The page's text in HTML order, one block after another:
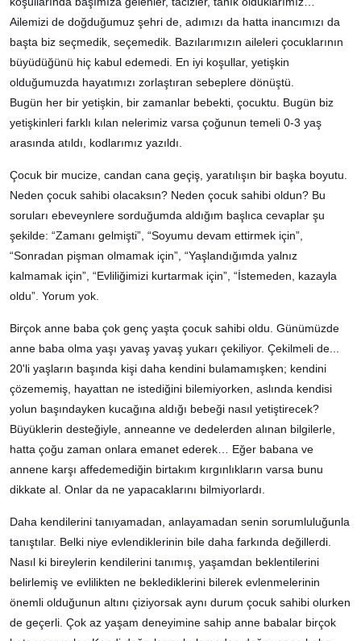
Ailemizi de doğduğumuz şehri de, adımızı da hatta inancımızı da
başta biz seçmedik, seçemedik. Bazılarımızın aileleri çocuklarının
büyüdüğünü hiç kabul edemedi. En iyi koşullar, yetişkin
olduğumuzda hayatımızı zorlaştıran sebeplere dönüştü.
Bugün her bir yetişkin, bir zamanlar bebekti, çocuktu. Bugün biz
yetişkinleri farklı kılan nelerimiz varsa çoğunun temeli 0-3 yaş
arasında atıldı, kodlarımız yazıldı.
Çocuk bir mucize, candan cana geçiş, yaratılışın bir başka boyutu.
Neden çocuk sahibi olacaksın? Neden çocuk sahibi oldun? Bu
soruları ebeveynlere sorduğumda aldığım başlıca cevaplar şu
şekilde: “Zamanı gelmişti”, “Soyumu devam ettirmek için”,
“Sonradan pişman olmamak için”, “Yaşlandığımda yalnız
kalmamak için”, “Evliliğimizi kurtarmak için”, “İstemeden, kazayla
oldu”. Yorum yok.
Birçok anne baba çok genç yaşta çocuk sahibi oldu. Günümüzde
anne baba olma yaşı yavaş yavaş yukarı çekiliyor. Çekilmeli de...
20'li yaşların başında kişi daha kendini bulamamışken; kendini
çözememiş, hayattan ne istediğini bilemiyorken, aslında kendisi
yolun başındayken kucağına aldığı bebeği nasıl yetiştirecek?
Büyüklerin desteğiyle, anneanne ve dedelerden alınan bilgilerle,
hatta çoğu zaman onlara emanet ederek… Eğer babana ve
annene karşı affedemediğin birtakım kırgınlıkların varsa bunu
dikkate al. Onlar da ne yapacaklarını bilmiyorlardı.
Daha kendilerini tanıyamadan, anlayamadan senin sorumluluğunla
tanıştılar. Belki niye evlendiklerinin bile daha farkında değillerdi.
Nasıl ki bireylerin kendilerini tanımış, yaşamdan beklentilerini
belirlemiş ve evlilikten ne beklediklerini bilerek evlenmelerinin
önemli olduğunun altını çiziyorsak aynı durum çocuk sahibi olurken
de geçerli. Çok az yaşam deneyimine sahip anne babalar birçok